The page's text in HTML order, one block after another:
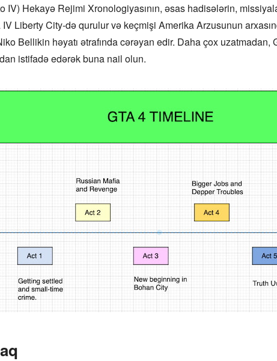
IV) Hekayə Rejimi Xronologiyasının, əsas hadisələrin,
Liberty City-də qurulur və keçmişi Amerika Arzusunun
Bellikin həyatı ətrafında cərəyan edir. Daha çox uzatmadan,
istifadə edərək buna nail olun.